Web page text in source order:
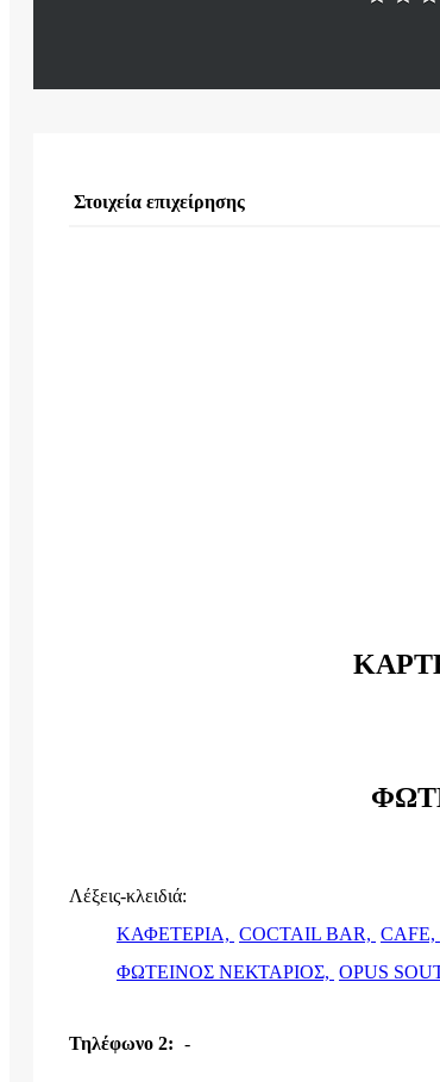
Στοιχεία επιχείρησης
Λέξεις-κλειδιά:
ΚΑΦΕΤΕΡΙΑ, COCTAIL BAR, CAFE,
ΦΩΤΕΙΝΟΣ ΝΕΚΤΑΡΙΟΣ, OPUS
Τηλέφωνο 2: -